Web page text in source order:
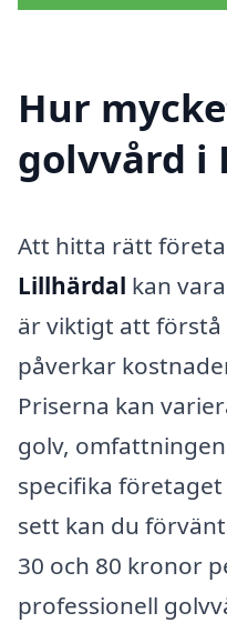
Hur
golvvård i
Att hitta rätt
Lillhärdal kan
är viktigt att
påverkar
Priserna kan
golv,
specifika
sett kan du
30 och 80 kronor
professionell